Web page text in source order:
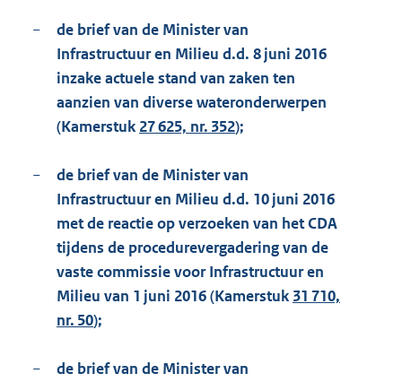
−
de brief van de Minister van
Infrastructuur en Milieu d.d. 8 juni 2016
inzake actuele stand van zaken ten
aanzien van diverse wateronderwerpen
(Kamerstuk 27 625, nr. 352);
−
de brief van de Minister van
Infrastructuur en Milieu d.d. 10 juni 2016
met de reactie op verzoeken van het CDA
tijdens de procedurevergadering van de
vaste commissie voor Infrastructuur en
Milieu van 1 juni 2016 (Kamerstuk 31 710,
nr. 50);
−
de brief van de Minister van